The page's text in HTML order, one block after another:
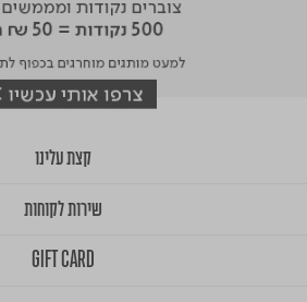
קצת עלינו
שירות לקוחות
GIFT CARD